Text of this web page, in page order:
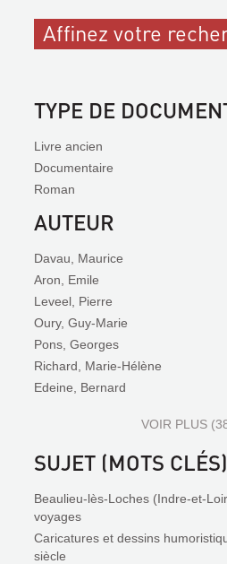
Affinez votre
TYPE DE
Livre ancien
Documentaire
Roman
AUTEUR
Davau, Maurice
Aron, Emile
Leveel, Pierre
Oury, Guy-Marie
Pons, Georges
Richard, Marie-Hélène
Edeine, Bernard
VOIR PLUS
SUJET (MOTS CLÉS)
Beaulieu-lès-Loches (Indre-et-
voyages
Caricatures et dessins
siècle